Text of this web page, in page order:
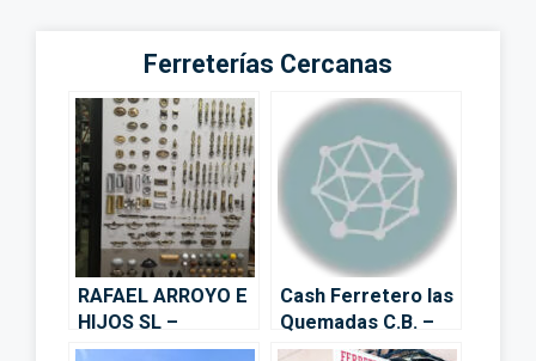
Ferreterías Cercanas
RAFAEL ARROYO E
HIJOS SL –
Córdoba
Cash Ferretero las
Quemadas C.B. –
Córdoba